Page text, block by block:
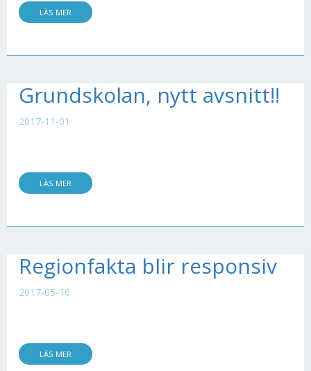
LÄS MER
Grundskolan, nytt avsnitt!!
2017-11-01
LÄS MER
Regionfakta blir responsiv
2017-05-16
LÄS MER